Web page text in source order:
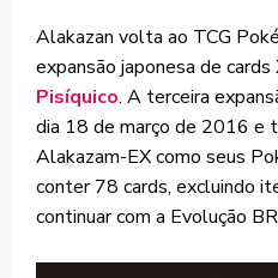
Alakazan volta ao TCG
expansão japonesa de cards
Pisíquico. A terceira
dia 18 de março de 2016 e
Alakazam-EX como seus
conter 78 cards, excluindo
continuar com a Evolução